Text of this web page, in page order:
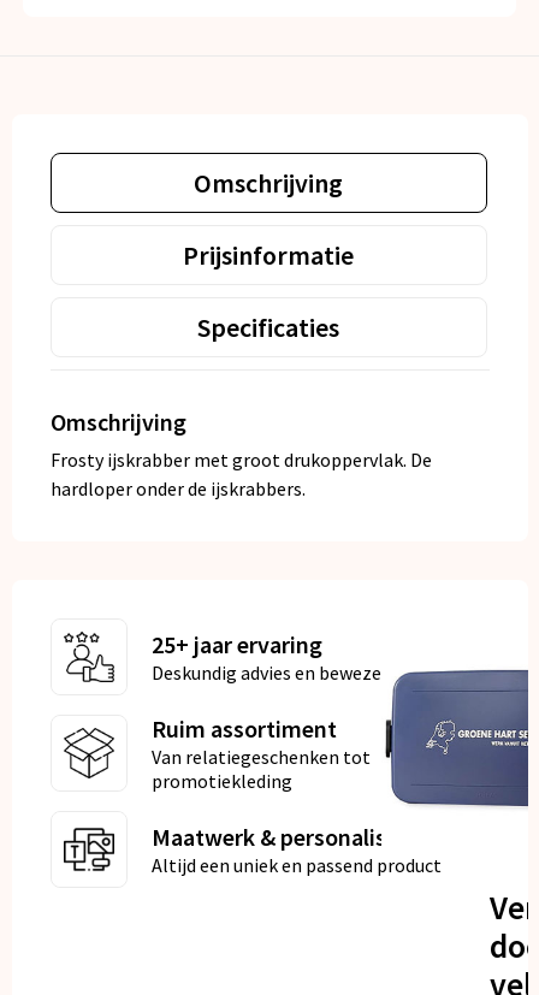
Omschrijving
Prijsinformatie
Specificaties
Omschrijving
Frosty ijskrabber met groot drukoppervlak. De
hardloper onder de ijskrabbers.
25+ jaar ervaring
Deskundig advies en bewezen kwaliteit
Ruim assortiment
Van relatiegeschenken tot
promotiekleding
Maatwerk & personalisatie
Altijd een uniek en passend product